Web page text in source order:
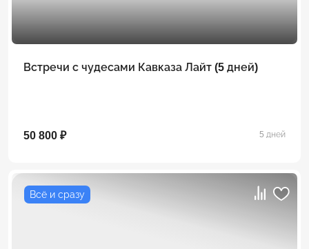
Встречи с чудесами Кавказа Лайт (5 дней)
50 800 ₽ 5 дней
Всё и сразу